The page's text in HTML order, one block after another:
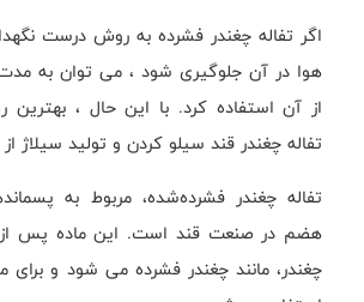
اگر تفاله چغندر فشرده به روش درست
هوا در آن جلوگیری شود ، می توان به
از آن استفاده کرد. با این حال ، بهترین
تفاله چغندر قند سیلو کردن و تولید سیلاژ
تفاله چغندر فشرده‌شده، مربوط به
هضم در صنعت قند است. این ماده پس از
چغندر، مانند چغندر فشرده می شود و برای